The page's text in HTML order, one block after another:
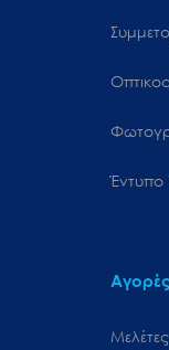
Έντυπο
Αγορές
Μελέτες